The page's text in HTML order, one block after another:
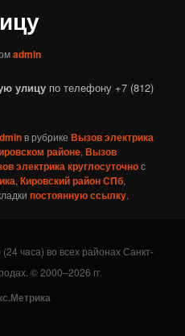
admin
улицу по телефону +7 (812)
в рубрикеВызов электрика
районе,Вызов
электрика круглосуточнос
,Кировский район СПб,
постоянную ссылку.
(24 часа) во всех районах Санкт-
© 2000–2026 гг.